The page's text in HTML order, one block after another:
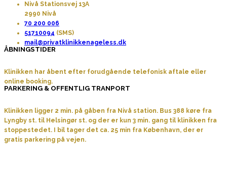
Nivå Stationsvej 13A
2990 Nivå
70 200 006
51710094 (SMS)
mail@privatklinikkenageless.dk
ÅBNINGSTIDER
Klinikken har åbent efter forudgående telefonisk aftale eller
online booking.
PARKERING & OFFENTLIG TRANPORT
Klinikken ligger 2 min. på gåben fra Nivå station. Bus 388 køre fra
Lyngby st. til Helsingør st. og der er kun 3 min. gang til klinikken fra
stoppestedet. I bil tager det ca. 25 min fra København, der er
gratis parkering på vejen.